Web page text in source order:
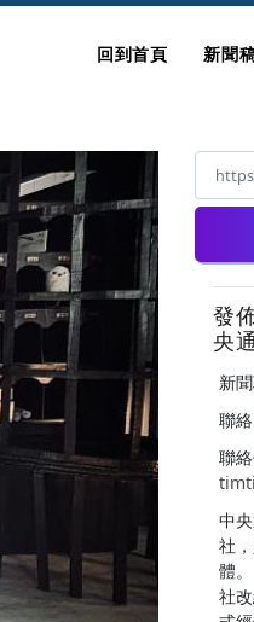
回到首頁 新聞
發
央
新
聯
聯
中
社
體
社